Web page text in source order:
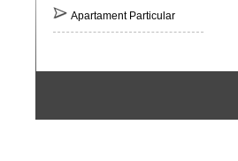
Apartament Particular